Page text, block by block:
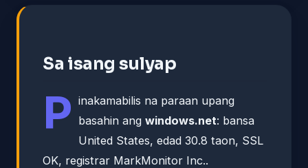
Sa isang sulyap
P inakamabilis na paraan upang
basahin ang windows.net: bansa
United States, edad 30.8 taon, SSL
OK, registrar MarkMonitor Inc..